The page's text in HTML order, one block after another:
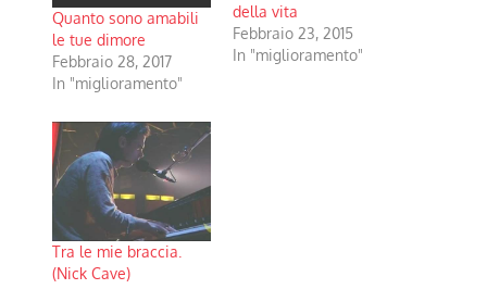
Quanto sono amabili
le tue dimore
Febbraio 28, 2017
In "miglioramento"
della vita
Febbraio 23, 2015
In "miglioramento"
Tra le mie braccia.
(Nick Cave)